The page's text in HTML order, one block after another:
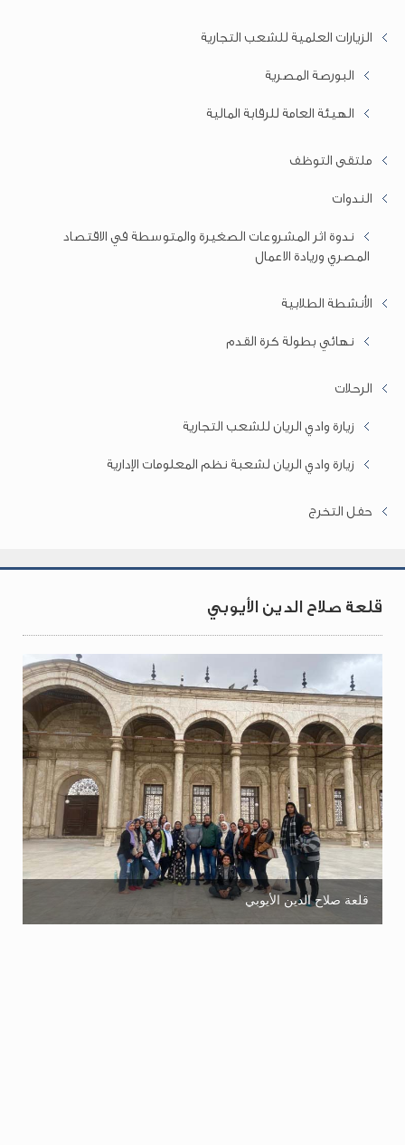
الزيارات العلمية للشعب التجارية
البورصة المصرية
الهيئة العامة للرقابة المالية
ملتقى التوظف
الندوات
ندوة اثر المشروعات الصغيرة والمتوسطة في الاقتصاد
المصري وريادة الاعمال
الأنشطة الطلابية
نهائي بطولة كرة القدم
الرحلات
زيارة وادي الريان للشعب التجارية
زيارة وادي الريان لشعبة نظم المعلومات الإدارية
حفل التخرج
قلعة صلاح الدين الأيوبي
قلعة صلاح الدين الأيوبي